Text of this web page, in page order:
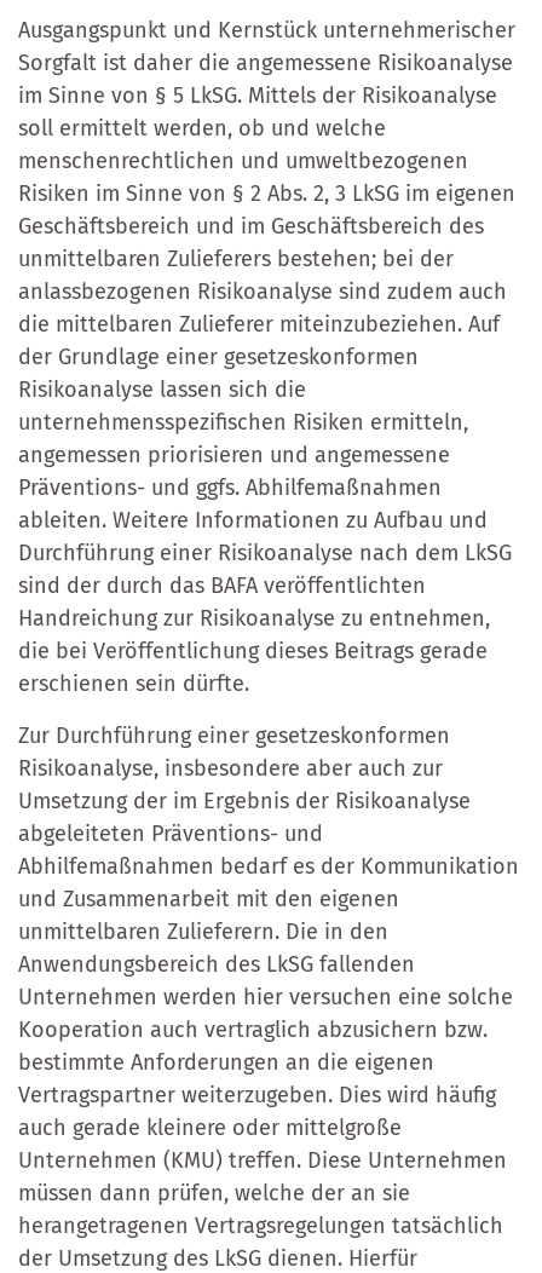
Ausgangspunkt und Kernstück unternehmerischer
Sorgfalt ist daher die angemessene Risikoanalyse
im Sinne von § 5 LkSG. Mittels der Risikoanalyse
soll ermittelt werden, ob und welche
menschenrechtlichen und umweltbezogenen
Risiken im Sinne von § 2 Abs. 2, 3 LkSG im eigenen
Geschäftsbereich und im Geschäftsbereich des
unmittelbaren Zulieferers bestehen; bei der
anlassbezogenen Risikoanalyse sind zudem auch
die mittelbaren Zulieferer miteinzubeziehen. Auf
der Grundlage einer gesetzeskonformen
Risikoanalyse lassen sich die
unternehmensspezifischen Risiken ermitteln,
angemessen priorisieren und angemessene
Präventions- und ggfs. Abhilfemaßnahmen
ableiten. Weitere Informationen zu Aufbau und
Durchführung einer Risikoanalyse nach dem LkSG
sind der durch das BAFA veröffentlichten
Handreichung zur Risikoanalyse zu entnehmen,
die bei Veröffentlichung dieses Beitrags gerade
erschienen sein dürfte.
Zur Durchführung einer gesetzeskonformen
Risikoanalyse, insbesondere aber auch zur
Umsetzung der im Ergebnis der Risikoanalyse
abgeleiteten Präventions- und
Abhilfemaßnahmen bedarf es der Kommunikation
und Zusammenarbeit mit den eigenen
unmittelbaren Zulieferern. Die in den
Anwendungsbereich des LkSG fallenden
Unternehmen werden hier versuchen eine solche
Kooperation auch vertraglich abzusichern bzw.
bestimmte Anforderungen an die eigenen
Vertragspartner weiterzugeben. Dies wird häufig
auch gerade kleinere oder mittelgroße
Unternehmen (KMU) treffen. Diese Unternehmen
müssen dann prüfen, welche der an sie
herangetragenen Vertragsregelungen tatsächlich
der Umsetzung des LkSG dienen. Hierfür